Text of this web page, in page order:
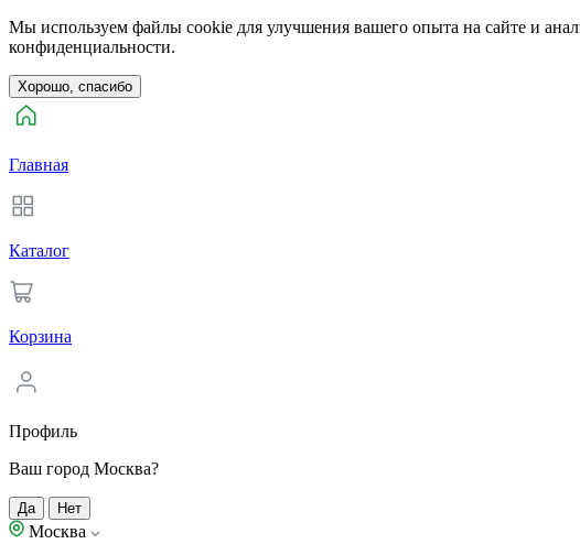
Мы используем файлы cookie для улучшения вашего опыта на сайте и
конфиденциальности.
Хорошо, спасибо
Главная
Каталог
Корзина
Профиль
Ваш город Москва?
Да Нет
Москва